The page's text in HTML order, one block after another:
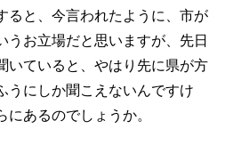
ると、今言われたように、市が
うお立場だと思いますが、先日
いていると、やはり先に県が方
うにしか聞こえないんですけ
にあるのでしょうか。